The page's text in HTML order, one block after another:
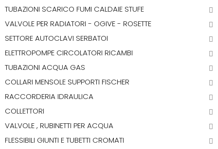
TUBAZIONI SCARICO FUMI CALDAIE STUFE
VALVOLE PER RADIATORI - OGIVE - ROSETTE
SETTORE AUTOCLAVI SERBATOI
ELETTROPOMPE CIRCOLATORI RICAMBI
TUBAZIONI ACQUA GAS
COLLARI MENSOLE SUPPORTI FISCHER
RACCORDERIA IDRAULICA
COLLETTORI
VALVOLE , RUBINETTI PER ACQUA
FLESSIBILI GIUNTI E TUBETTI CROMATI